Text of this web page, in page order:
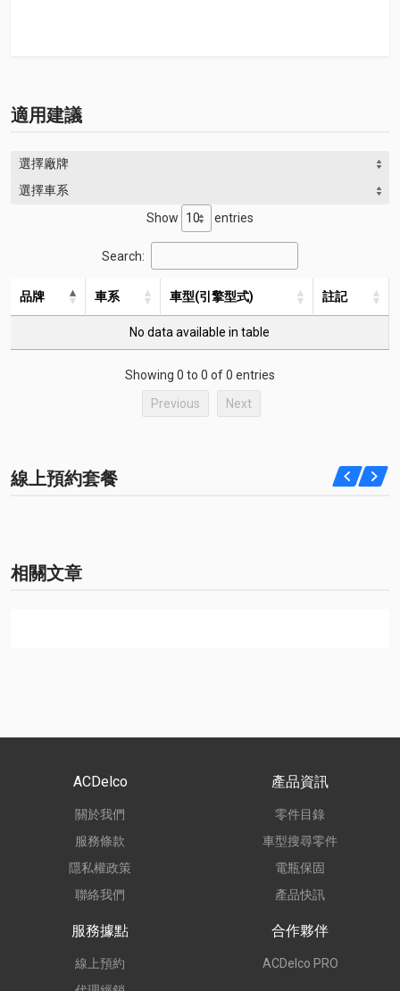
適用建議
選擇廠牌
選擇車系
Show
entries
Search:
品牌 車系 車型(引擎型式) 註記
No data available in table
Showing 0 to 0 of 0 entries
Previous Next
線上預約套餐
相關文章
ACDelco
關於我們
服務條款
隱私權政策
聯絡我們
產品資訊
零件目錄
車型搜尋零件
電瓶保固
產品快訊
服務據點
線上預約
合作夥伴
ACDelco PRO